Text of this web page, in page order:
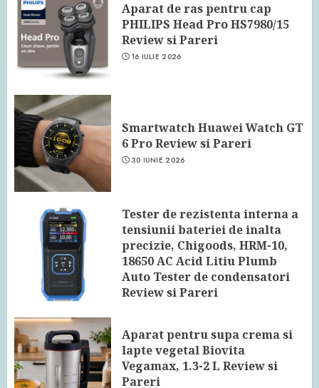
Aparat de ras pentru cap
PHILIPS Head Pro HS7980/15
Review si Pareri
16 IULIE 2026
Smartwatch Huawei Watch GT
6 Pro Review si Pareri
30 IUNIE 2026
Tester de rezistenta interna a
tensiunii bateriei de inalta
precizie, Chigoods, HRM-10,
18650 AC Acid Litiu Plumb
Auto Tester de condensatori
Review si Pareri
Aparat pentru supa crema si
lapte vegetal Biovita
Vegamax, 1.3-2 L Review si
Pareri